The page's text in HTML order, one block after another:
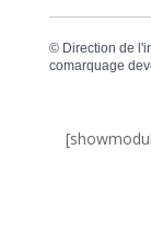
© Direction de
comarquage